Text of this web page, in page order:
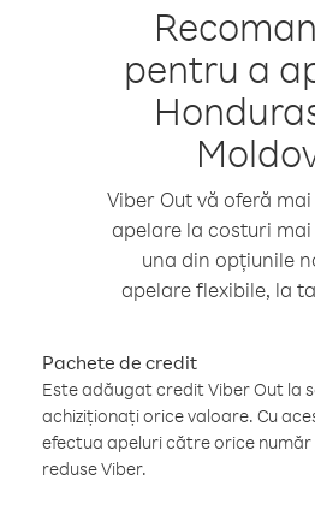
pentru a
Viber Out vă oferă
apelare la costuri
una din opțiunile
apelare flexibile, la
Pachete de credit
Este adăugat credit Viber Out la
achiziționați orice valoare. Cu
efectua apeluri către orice număr
reduse Viber.